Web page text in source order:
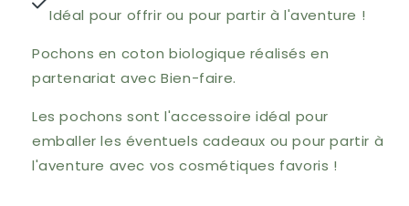
Idéal pour offrir ou pour partir à l'aventure !
Pochons en coton biologique réalisés en
partenariat avec Bien-faire.
Les pochons sont l'accessoire idéal pour
emballer les éventuels cadeaux ou pour partir à
l'aventure avec vos cosmétiques favoris !